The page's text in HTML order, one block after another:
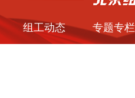
组工动态 专题专栏